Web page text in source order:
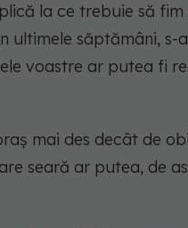
la ce trebuie să
ultimele săptămâni,
voastre ar putea fi
mai des decât de
seară ar putea, de